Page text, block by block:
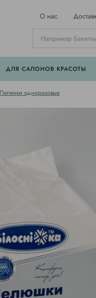
О нас
ДЛЯ САЛОНОВ КРАСОТЫ
Пеленки одноразовые